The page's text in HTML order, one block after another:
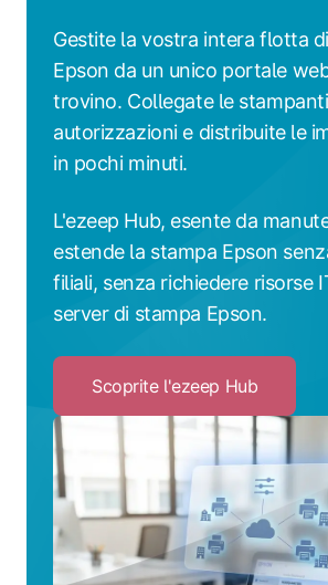
Gestite la vostra intera flotta
Epson da un unico portale
trovino. Collegate le
autorizzazioni e distribuite le
in pochi minuti.
L'ezeep Hub, esente da
estende la stampa Epson
filiali, senza richiedere risorse
server di stampa Epson.
Scoprite l'ezeep Hub
to
Scoprite
l'ezeep
Hub